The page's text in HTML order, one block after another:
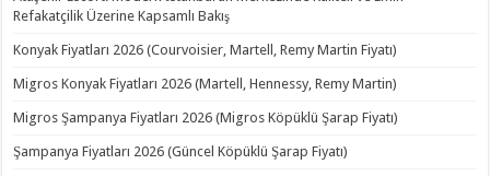
Refakatçilik Üzerine Kapsamlı Bakış
Konyak Fiyatları 2026 (Courvoisier, Martell, Remy Martin Fiyatı)
Migros Konyak Fiyatları 2026 (Martell, Hennessy, Remy Martin)
Migros Şampanya Fiyatları 2026 (Migros Köpüklü Şarap Fiyatı)
Şampanya Fiyatları 2026 (Güncel Köpüklü Şarap Fiyatı)